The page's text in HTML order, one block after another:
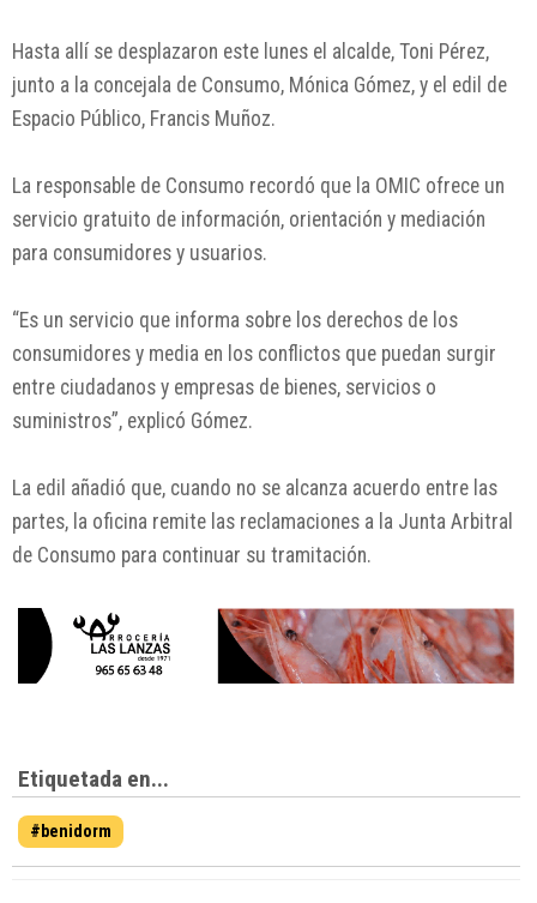
Hasta allí se desplazaron este lunes el alcalde, Toni Pérez,
junto a la concejala de Consumo, Mónica Gómez, y el edil de
Espacio Público, Francis Muñoz.
La responsable de Consumo recordó que la OMIC ofrece un
servicio gratuito de información, orientación y mediación
para consumidores y usuarios.
“Es un servicio que informa sobre los derechos de los
consumidores y media en los conflictos que puedan surgir
entre ciudadanos y empresas de bienes, servicios o
suministros”, explicó Gómez.
La edil añadió que, cuando no se alcanza acuerdo entre las
partes, la oficina remite las reclamaciones a la Junta Arbitral
de Consumo para continuar su tramitación.
Etiquetada en...
#benidorm